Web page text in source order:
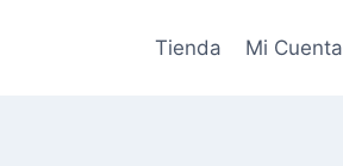
Tienda Mi Cuenta